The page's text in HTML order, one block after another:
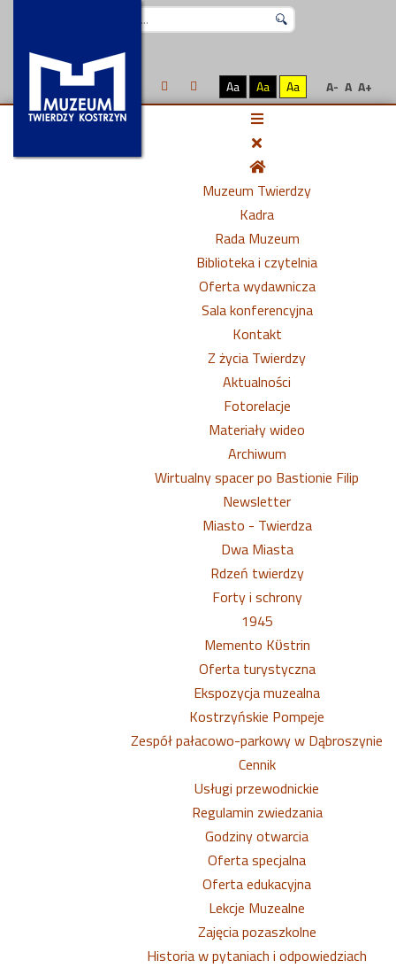
Aa Aa Aa A- A A+
Muzeum Twierdzy
Kadra
Rada Muzeum
Biblioteka i czytelnia
Oferta wydawnicza
Sala konferencyjna
Kontakt
Z życia Twierdzy
Aktualności
Fotorelacje
Materiały wideo
Archiwum
Wirtualny spacer po Bastionie Filip
Newsletter
Miasto - Twierdza
Dwa Miasta
Rdzeń twierdzy
Forty i schrony
1945
Memento Kϋstrin
Oferta turystyczna
Ekspozycja muzealna
Kostrzyńskie Pompeje
Zespół pałacowo-parkowy w Dąbroszynie
Cennik
Usługi przewodnickie
Regulamin zwiedzania
Godziny otwarcia
Oferta specjalna
Oferta edukacyjna
Lekcje Muzealne
Zajęcia pozaszkolne
Historia w pytaniach i odpowiedziach